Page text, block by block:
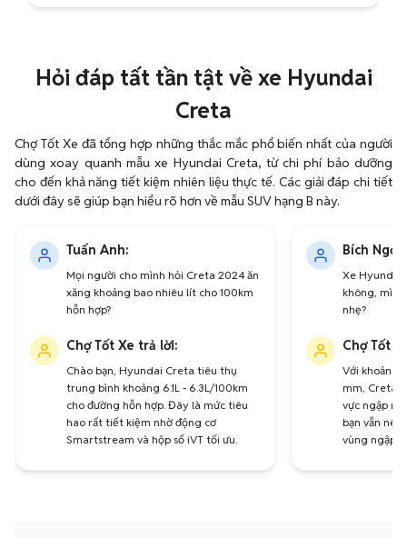
Hỏi đáp tất tần tật về xe Hyundai
Creta
Chợ Tốt Xe đã tổng hợp những thắc mắc phổ biến nhất của người
dùng xoay quanh mẫu xe Hyundai Creta, từ chi phí bảo dưỡng
cho đến khả năng tiết kiệm nhiên liệu thực tế. Các giải đáp chi tiết
dưới đây sẽ giúp bạn hiểu rõ hơn về mẫu SUV hạng B này.
Tuấn Anh:
Mọi người cho mình hỏi Creta 2024 ăn
xăng khoảng bao nhiêu lít cho 100km
hỗn hợp?
Chợ Tốt Xe trả lời:
Chào bạn, Hyundai Creta tiêu thụ
trung bình khoảng 6.1L - 6.3L/100km
cho đường hỗn hợp. Đây là mức tiêu
hao rất tiết kiệm nhờ động cơ
Smartstream và hộp số iVT tối ưu.
Bích Ngọc:
Xe Hyundai
không,
nhẹ?
Chợ Tốt
Với khoảng
mm, Creta
vực ngập
bạn vẫn nên
vùng ngập